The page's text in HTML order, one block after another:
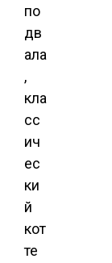
по
дв
ала
,
кла
сс
ич
ес
ки
й
кот
те